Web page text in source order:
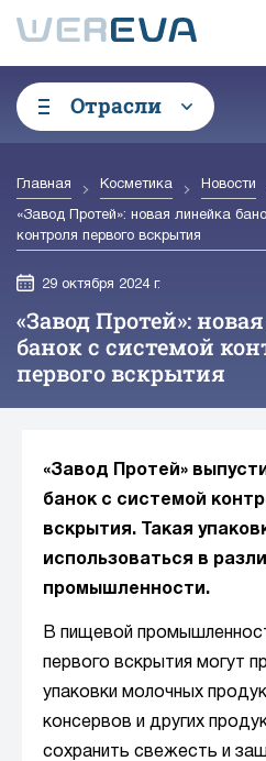
Отрасли
Главная Косметика Новости
«Завод Протей»: новая линейка
контроля первого вскрытия
29 октября 2024 г.
«Завод Протей»:
банок с системой
первого вскрытия
«Завод Протей»
банок с системой
вскрытия. Такая
использоваться в
промышленности.
В пищевой
первого вскрытия могут
упаковки молочных
консервов и других
сохранить свежесть и